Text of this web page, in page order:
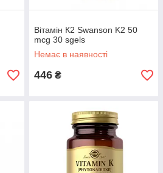
Вітамін К2 Swanson K2 50
mcg 30 sgels
Немає в наявності
446 ₴